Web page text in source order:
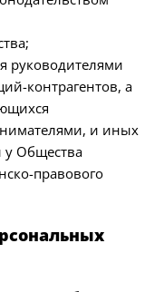
руководителями
контрагентов, а
и иных
у Общества
правового